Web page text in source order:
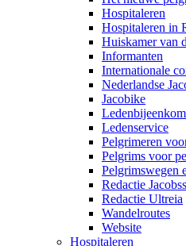
Hospitaleren
Hospitaleren in
Huiskamer van
Informanten
Internationale
Nederlandse
Jacobike
Ledenservice
Pelgrimeren
Pelgrims voor
Pelgrimswegen
Redactie
Redactie Ultreia
Wandelroutes
Website
Hospitaleren